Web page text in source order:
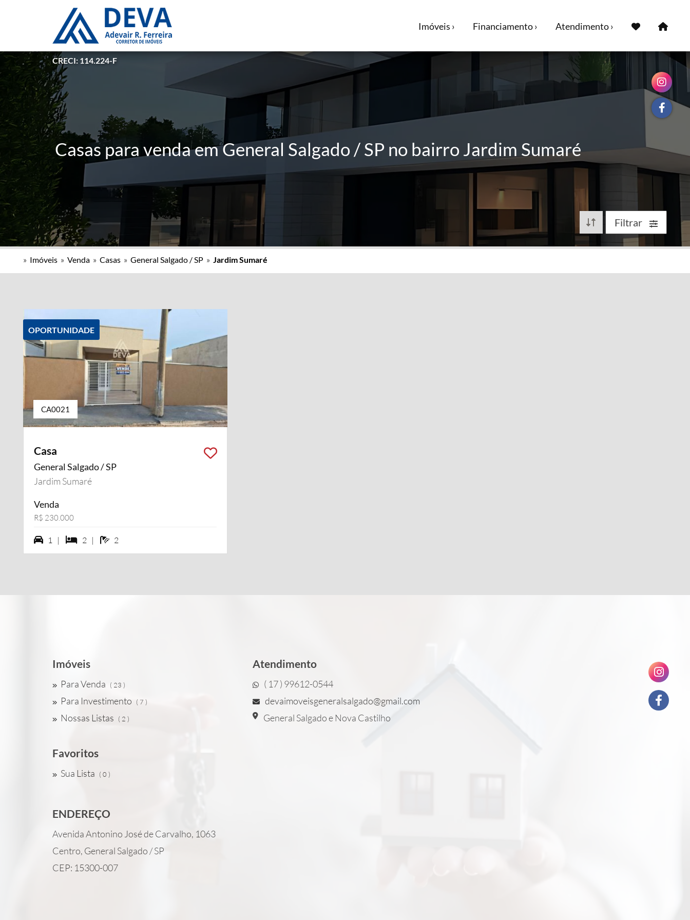
CRECI: 114.224-F
Imóveis › Financiamento › Atendimento ›
Casas para venda em General Salgado / SP no bairro Jardim Sumaré
Filtrar
» Imóveis » Venda » Casas » General Salgado / SP » Jardim Sumaré
OPORTUNIDADE
CA0021
Casa
General Salgado / SP
Jardim Sumaré
Venda
R$ 230.000
1 vagas na garagem
1 | 2 dormiórios
2 | 2 banheiros
2
Imóveis
Para Venda ( 23 )
Para Investimento ( 7 )
Nossas Listas ( 2 )
Favoritos
Sua Lista ( 0 )
Atendimento
( 17 ) 99612-0544
devaimoveisgeneralsalgado@gmail.com
General Salgado e Nova Castilho
ENDEREÇO
Avenida Antonino José de Carvalho, 1063
Centro, General Salgado / SP
CEP: 15300-007